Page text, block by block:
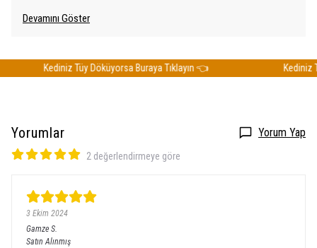
Devamını Göster
Kediniz Tüy Döküyorsa Buraya Tıklayın 👈 Kediniz
Yorumlar Yorum Yap
2 değerlendirmeye göre
3 Ekim 2024
Gamze S.
Satın Alınmış